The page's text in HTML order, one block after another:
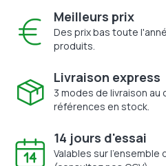
Meilleurs prix
Des prix bas toute
produits.
Livraison express
3 modes de livraison au
références en stock.
14 jours d'essai
Valables sur